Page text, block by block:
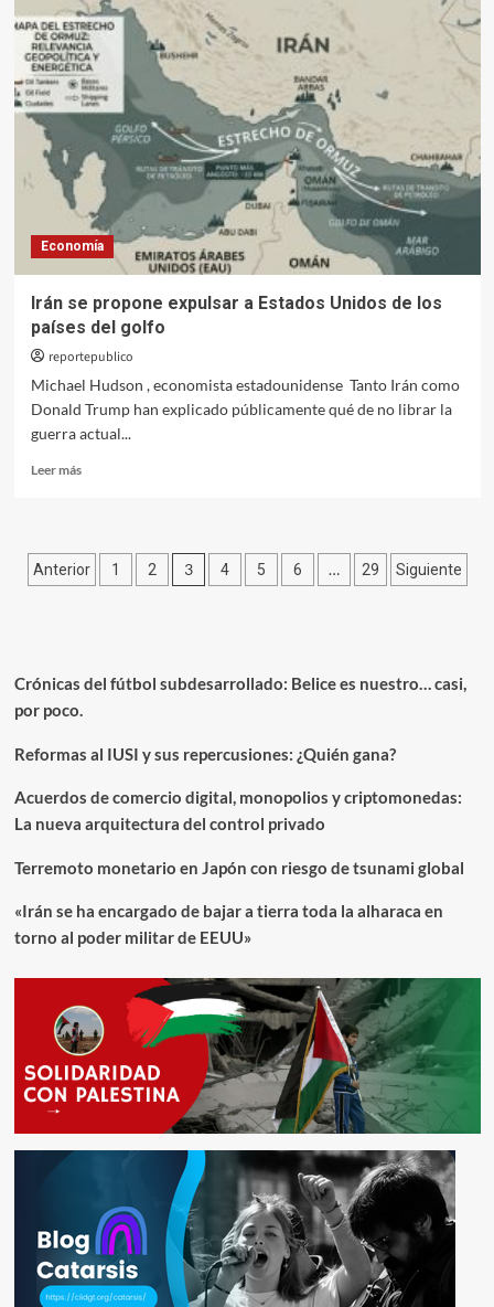
guerra
contra
Irán
está
beneficiando
petroleras
estadounidenses
Economía
Irán se propone expulsar a Estados Unidos de los
países del golfo
reportepublico
Michael Hudson , economista estadounidense Tanto Irán como
Donald Trump han explicado públicamente qué de no librar la
guerra actual...
Leer másLeer
se
propone
expulsar
de
países
golfo
Paginación
Anterior 1 2 3 4 5 6 … 29 Siguiente
Crónicas del fútbol subdesarrollado: Belice es nuestro… casi,
por poco.
Reformas al IUSI y sus repercusiones: ¿Quién gana?
Acuerdos de comercio digital, monopolios y criptomonedas:
La nueva arquitectura del control privado
Terremoto monetario en Japón con riesgo de tsunami global
«Irán se ha encargado de bajar a tierra toda la alharaca en
torno al poder militar de EEUU»